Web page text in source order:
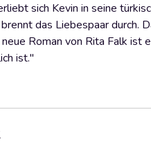
sich Kevin in seine
das Liebespaar durch.
Roman von Rita Falk
ist."